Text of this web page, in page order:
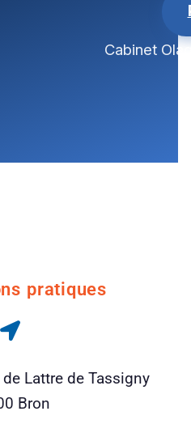
Cabinet
pratiques
Lattre de Tassigny
Bron